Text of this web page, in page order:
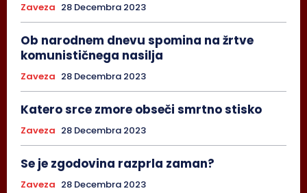
Zaveza 28 Decembra 2023
Ob narodnem dnevu spomina na žrtve
komunističnega nasilja
Zaveza 28 Decembra 2023
Katero srce zmore obseči smrtno stisko
Zaveza 28 Decembra 2023
Se je zgodovina razprla zaman?
Zaveza 28 Decembra 2023